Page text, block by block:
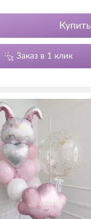
Купить
Заказ в 1 клик